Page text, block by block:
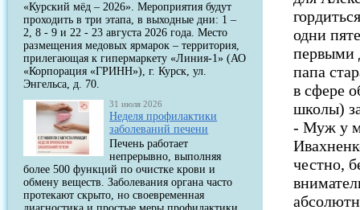
«Курский мёд – 2026». Мероприятия будут
проходить в три этапа, в выходные дни: 1 –
2, 8 - 9 и 22 - 23 августа 2026 года. Место
размещения медовых ярмарок – территория,
прилегающая к гипермаркету «Линия-1» (АО
«Корпорация «ГРИНН»), г. Курск, ул.
Энгельса, д. 70.
31 июля 2026
Неделя профилактики
заболеваний печени
Печень работает
непрерывно, выполняя
более 500 функций по очистке крови и
обмену веществ. Заболевания органа часто
протекают скрыто, но своевременная
одни
первыми
папа
в сфере
школы)
- Муж у
честно,